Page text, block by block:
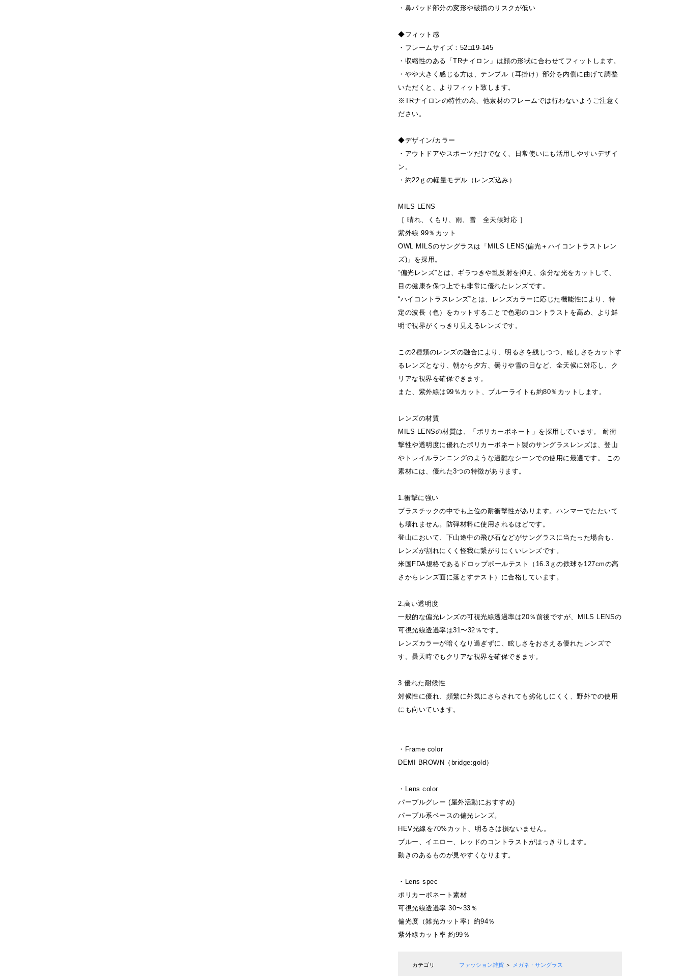
・鼻パッド部分の変形や破損のリスクが低い
◆フィット感
・フレームサイズ：52□19-145
・収縮性のある「TRナイロン」は顔の形状に合わせてフィットします。
・やや大きく感じる方は、テンプル（耳掛け）部分を内側に曲げて調整
いただくと、よりフィット致します。
※TRナイロンの特性の為、他素材のフレームでは行わないようご注意く
ださい。
◆デザイン/カラー
・アウトドアやスポーツだけでなく、日常使いにも活用しやすいデザイ
ン。
・約22ｇの軽量モデル（レンズ込み）
MILS LENS
［ 晴れ、くもり、雨、雪 全天候対応 ］
紫外線 99％カット
OWL MILSのサングラスは「MILS LENS(偏光＋ハイコントラストレン
ズ)」を採用。
“偏光レンズ”とは、ギラつきや乱反射を抑え、余分な光をカットして、
目の健康を保つ上でも非常に優れたレンズです。
“ハイコントラスレンズ”とは、レンズカラーに応じた機能性により、特
定の波長（色）をカットすることで色彩のコントラストを高め、より鮮
明で視界がくっきり見えるレンズです。
この2種類のレンズの融合により、明るさを残しつつ、眩しさをカットす
るレンズとなり、朝から夕方、曇りや雪の日など、全天候に対応し、ク
リアな視界を確保できます。
また、紫外線は99％カット、ブルーライトも約80％カットします。
レンズの材質
MILS LENSの材質は、「ポリカーボネート」を採用しています。 耐衝
撃性や透明度に優れたポリカーボネート製のサングラスレンズは、登山
やトレイルランニングのような過酷なシーンでの使用に最適です。 この
素材には、優れた3つの特徴があります。
1.衝撃に強い
プラスチックの中でも上位の耐衝撃性があります。ハンマーでたたいて
も壊れません。防弾材料に使用されるほどです。
登山において、下山途中の飛び石などがサングラスに当たった場合も、
レンズが割れにくく怪我に繋がりにくいレンズです。
米国FDA規格であるドロップボールテスト（16.3ｇの鉄球を127cmの高
さからレンズ面に落とすテスト）に合格しています。
2.高い透明度
一般的な偏光レンズの可視光線透過率は20％前後ですが、MILS LENSの
可視光線透過率は31〜32％です。
レンズカラーが暗くなり過ぎずに、眩しさをおさえる優れたレンズで
す。曇天時でもクリアな視界を確保できます。
3.優れた耐候性
対候性に優れ、頻繁に外気にさらされても劣化しにくく、野外での使用
にも向いています。
・Frame color
DEMI BROWN（bridge:gold）
・Lens color
パープルグレー (屋外活動におすすめ)
パープル系ベースの偏光レンズ。
HEV光線を70%カット、明るさは損ないません。
ブルー、イエロー、レッドのコントラストがはっきりします。
動きのあるものが見やすくなります。
・Lens spec
ポリカーボネート素材
可視光線透過率 30〜33％
偏光度（雑光カット率）約94％
紫外線カット率 約99％
カテゴリ ファッション雑貨 ＞ メガネ・サングラス